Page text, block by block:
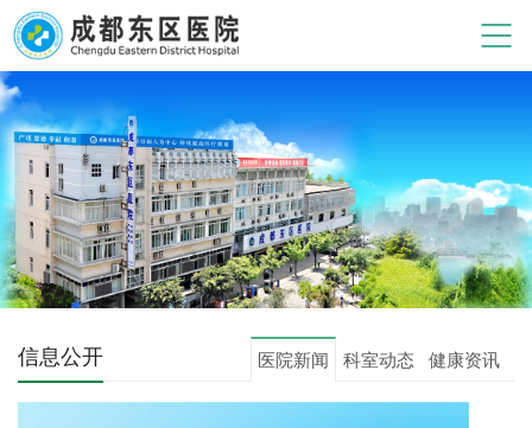
信息公开 医院新闻 科室动态 健康资讯